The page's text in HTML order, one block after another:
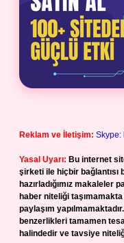
Reklam ve İletişim: Skype:
Yasal Uyarı: Bu internet
şirketi ile hiçbir bağlantısı
hazırladığımız makaleler
haber niteliği
paylaşım
benzerlikleri tamamen
halindedir ve tavsiye